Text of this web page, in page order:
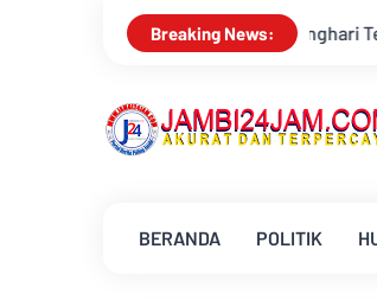
Breaking News:
Terus Menyusut, Jambi Hadapi
BERANDA POLITIK